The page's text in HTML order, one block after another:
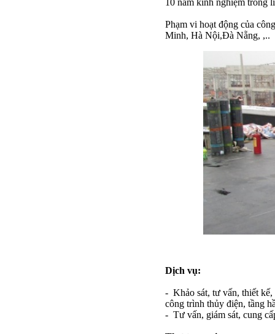
10 năm kinh nghiệm
Phạm vi hoạt động của
Minh, Hà Nội,Đà Nẵng, ,..
Dịch vụ:
- Khảo sát, tư vấn, thiết kế,
công trình thủy điện, tầng
- Tư vấn, giám sát, cung